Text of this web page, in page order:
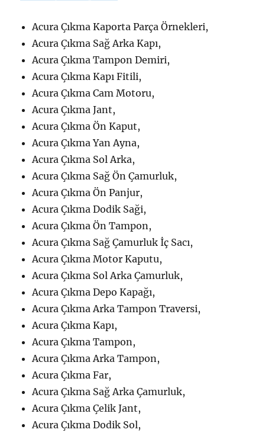
Acura Çıkma Kaporta Parça Örnekleri,
Acura Çıkma Sağ Arka Kapı,
Acura Çıkma Tampon Demiri,
Acura Çıkma Kapı Fitili,
Acura Çıkma Cam Motoru,
Acura Çıkma Jant,
Acura Çıkma Ön Kaput,
Acura Çıkma Yan Ayna,
Acura Çıkma Sol Arka,
Acura Çıkma Sağ Ön Çamurluk,
Acura Çıkma Ön Panjur,
Acura Çıkma Dodik Saği,
Acura Çıkma Ön Tampon,
Acura Çıkma Sağ Çamurluk İç Sacı,
Acura Çıkma Motor Kaputu,
Acura Çıkma Sol Arka Çamurluk,
Acura Çıkma Depo Kapağı,
Acura Çıkma Arka Tampon Traversi,
Acura Çıkma Kapı,
Acura Çıkma Tampon,
Acura Çıkma Arka Tampon,
Acura Çıkma Far,
Acura Çıkma Sağ Arka Çamurluk,
Acura Çıkma Çelik Jant,
Acura Çıkma Dodik Sol,